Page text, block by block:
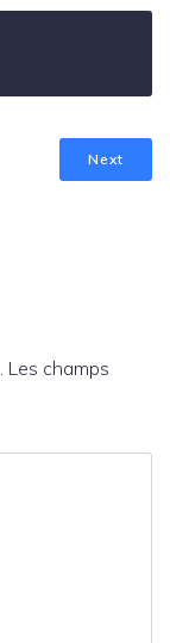
Next
Les champs